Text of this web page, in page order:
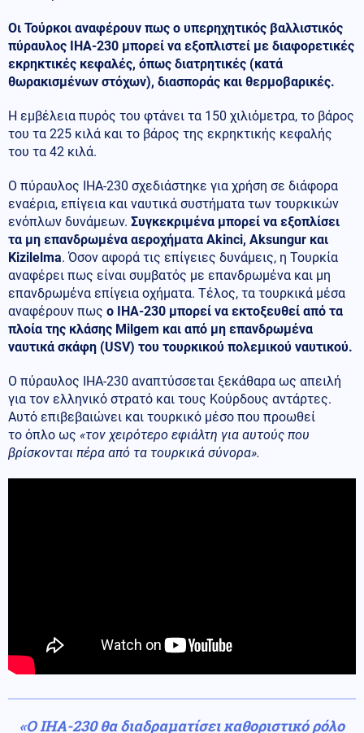
Οι Τούρκοι αναφέρουν πως ο υπερηχητικός βαλλιστικός
πύραυλος ΙΗΑ-230 μπορεί να εξοπλιστεί με διαφορετικές
εκρηκτικές κεφαλές, όπως διατρητικές (κατά
θωρακισμένων στόχων), διασποράς και θερμοβαρικές.
Η εμβέλεια πυρός του φτάνει τα 150 χιλιόμετρα, το βάρος
του τα 225 κιλά και το βάρος της εκρηκτικής κεφαλής
του τα 42 κιλά.
Ο πύραυλος IHA-230 σχεδιάστηκε για χρήση σε διάφορα
εναέρια, επίγεια και ναυτικά συστήματα των τουρκικών
ενόπλων δυνάμεων. Συγκεκριμένα μπορεί να εξοπλίσει
τα μη επανδρωμένα αεροχήματα Akinci, Aksungur και
Kizilelma. Όσον αφορά τις επίγειες δυνάμεις, η Τουρκία
αναφέρει πως είναι συμβατός με επανδρωμένα και μη
επανδρωμένα επίγεια οχήματα. Τέλος, τα τουρκικά μέσα
αναφέρουν πως ο IHA-230 μπορεί να εκτοξευθεί από τα
πλοία της κλάσης Milgem και από μη επανδρωμένα
ναυτικά σκάφη (USV) του τουρκικού πολεμικού ναυτικού.
Ο πύραυλος IHA-230 αναπτύσσεται ξεκάθαρα ως απειλή
για τον ελληνικό στρατό και τους Κούρδους αντάρτες.
Αυτό επιβεβαιώνει και τουρκικό μέσο που προωθεί
το όπλο ως «τον χειρότερο εφιάλτη για αυτούς που
βρίσκονται πέρα από τα τουρκικά σύνορα».
«Ο IHA-230 θα διαδραματίσει καθοριστικό ρόλο